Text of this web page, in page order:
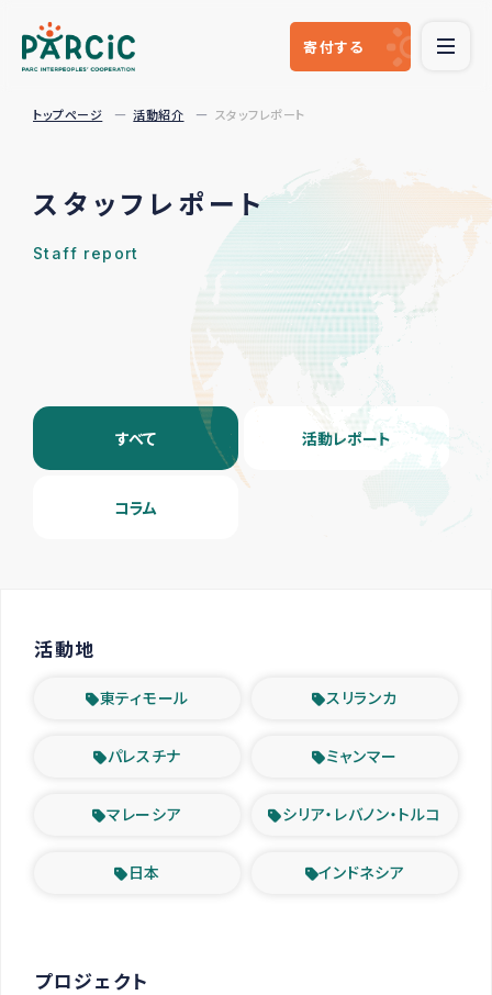
寄付する
トップページ 活動紹介 スタッフレポート
スタッフレポート
Staff report
すべて 活動レポート
コラム
活動地
東ティモール スリランカ
パレスチナ ミャンマー
マレーシア シリア・レバノン・トルコ
日本 インドネシア
プロジェクト